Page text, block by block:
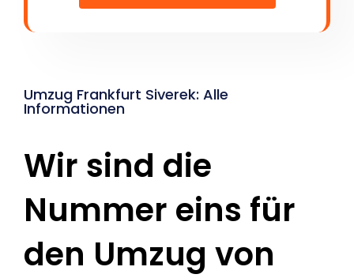
Umzug Frankfurt Siverek: Alle
Informationen
Wir sind die
Nummer eins für
den Umzug von